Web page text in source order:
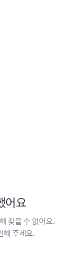
어요
찾을 수 없어요.
해 주세요.